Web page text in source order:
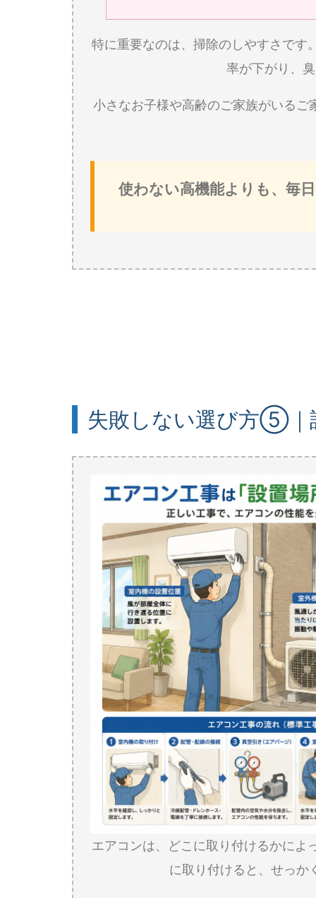
特に重要なのは、掃除のしやすさです
率が下がり、
小さなお子様や高齢のご家族がいる
使わない高機能よりも、毎
失敗しない選び方⑤｜
エアコンは、どこに取り付けるかによ
に取り付けると、せっか